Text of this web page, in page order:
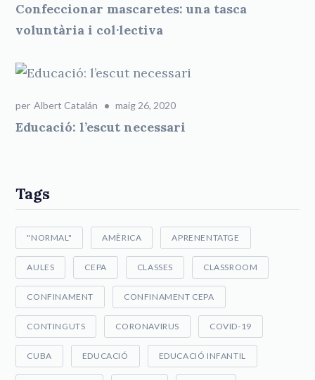
Confeccionar mascaretes: una tasca
voluntària i col·lectiva
per Albert Catalán maig 26, 2020
Educació: l’escut necessari
Tags
"NORMAL" AMÈRICA APRENENTATGE
AULES CEPA CLASSES CLASSROOM
CONFINAMENT CONFINAMENT CEPA
CONTINGUTS CORONAVIRUS COVID-19
CUBA EDUCACIÓ EDUCACIÓ INFANTIL